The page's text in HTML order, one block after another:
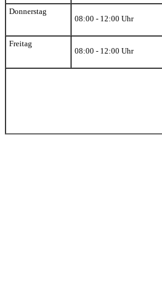
Donnerstag
08:00 - 12:00 Uhr
Freitag
08:00 - 12:00 Uhr